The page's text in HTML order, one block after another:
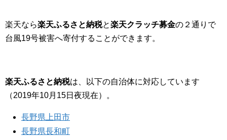
楽天なら楽天ふるさと納税と楽天クラッチ募金の２通りで
台風19号被害へ寄付することができます。
楽天ふるさと納税は、以下の自治体に対応しています
（2019年10月15日夜現在）。
長野県上田市
長野県長和町